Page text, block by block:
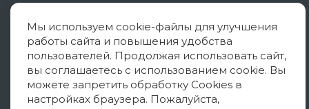
Политика конфиденциальности
Согласие на обработку ПД
Политика использования cookies
Оферта
Мы используем cookie-файлы для улучшения
работы сайта и повышения удобства
пользователей. Продолжая использовать сайт,
вы соглашаетесь с использованием cookie. Вы
можете запретить обработку Cookies в
настройках браузера. Пожалуйста,